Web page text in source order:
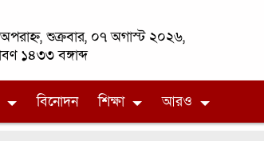
শুক্রবার, ০৭ অগাস্ট ২০২৬,
১৪৩৩ বঙ্গাব্দ
বিনোদন শিক্ষা আরও